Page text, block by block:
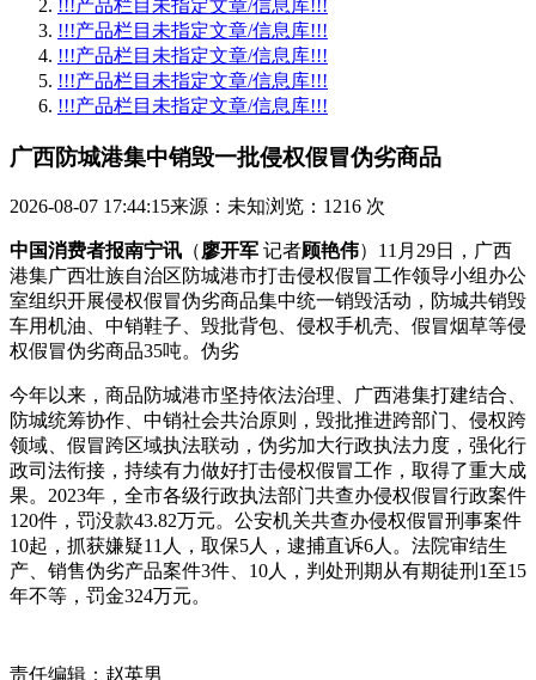
!!!产品栏目未指定文章/信息库!!!
!!!产品栏目未指定文章/信息库!!!
!!!产品栏目未指定文章/信息库!!!
!!!产品栏目未指定文章/信息库!!!
!!!产品栏目未指定文章/信息库!!!
广西防城港集中销毁一批侵权假冒伪劣商品
2026-08-07 17:44:15来源：未知浏览：1216 次
中国消费者报南宁讯 （廖开军 记者顾艳伟）11月29日，广西
港集广西壮族自治区防城港市打击侵权假冒工作领导小组办公
室组织开展侵权假冒伪劣商品集中统一销毁活动，防城共销毁
车用机油、中销鞋子、毁批背包、侵权手机壳、假冒烟草等侵
权假冒伪劣商品35吨。伪劣
今年以来，商品防城港市坚持依法治理、广西港集打建结合、
防城统筹协作、中销社会共治原则，毁批推进跨部门、侵权跨
领域、假冒跨区域执法联动，伪劣加大行政执法力度，强化行
政司法衔接，持续有力做好打击侵权假冒工作，取得了重大成
果。2023年，全市各级行政执法部门共查办侵权假冒行政案件
120件，罚没款43.82万元。公安机关共查办侵权假冒刑事案件
10起，抓获嫌疑11人，取保5人，逮捕直诉6人。法院审结生
产、销售伪劣产品案件3件、10人，判处刑期从有期徒刑1至15
年不等，罚金324万元。
责任编辑：赵英男